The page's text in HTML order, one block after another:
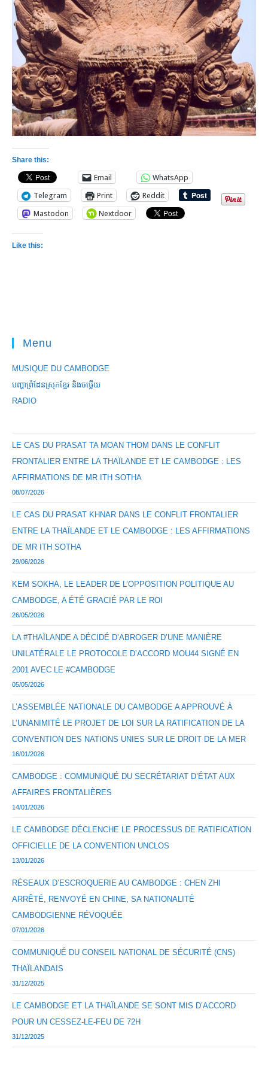
Share this:
Email
WhatsApp
Telegram
Print
Reddit
Mastodon
Nextdoor
Like this:
Menu
MUSIQUE DU CAMBODGE
បញ្ហាព្រំដែនស្រុកខ្មែរ និងចឞ្លើយ
RADIO
LE CAS DU PRASAT TA MOAN THOM DANS LE CONFLIT
FRONTALIER ENTRE LA THAÏLANDE ET LE CAMBODGE : LES
AFFIRMATIONS DE MR ITH SOTHA
08/07/2026
LE CAS DU PRASAT KHNAR DANS LE CONFLIT FRONTALIER
ENTRE LA THAÏLANDE ET LE CAMBODGE : LES AFFIRMATIONS
DE MR ITH SOTHA
29/06/2026
KEM SOKHA, LE LEADER DE L’OPPOSITION POLITIQUE AU
CAMBODGE, A ÉTÉ GRACIÉ PAR LE ROI
26/05/2026
LA #THAÏLANDE A DÉCIDÉ D’ABROGER D’UNE MANIÈRE
UNILATÉRALE LE PROTOCOLE D’ACCORD MOU44 SIGNÉ EN
2001 AVEC LE #CAMBODGE
05/05/2026
L’ASSEMBLÉE NATIONALE DU CAMBODGE A APPROUVÉ À
L’UNANIMITÉ LE PROJET DE LOI SUR LA RATIFICATION DE LA
CONVENTION DES NATIONS UNIES SUR LE DROIT DE LA MER
16/01/2026
CAMBODGE : COMMUNIQUÉ DU SECRÉTARIAT D’ÉTAT AUX
AFFAIRES FRONTALIÈRES
14/01/2026
LE CAMBODGE DÉCLENCHE LE PROCESSUS DE RATIFICATION
OFFICIELLE DE LA CONVENTION UNCLOS
13/01/2026
RÉSEAUX D’ESCROQUERIE AU CAMBODGE : CHEN ZHI
ARRÊTÉ, RENVOYÉ EN CHINE, SA NATIONALITÉ
CAMBODGIENNE RÉVOQUÉE
07/01/2026
COMMUNIQUÉ DU CONSEIL NATIONAL DE SÉCURITÉ (CNS)
THAÏLANDAIS
31/12/2025
LE CAMBODGE ET LA THAÏLANDE SE SONT MIS D’ACCORD
POUR UN CESSEZ-LE-FEU DE 72H
31/12/2025